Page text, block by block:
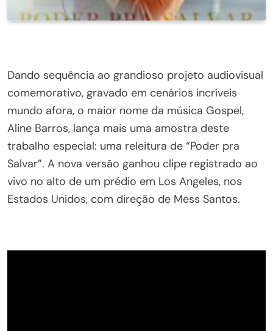
Dando sequência ao grandioso projeto audiovisual
comemorativo, gravado em cenários incríveis
mundo afora, o maior nome da música Gospel,
Aline Barros, lança mais uma amostra deste
trabalho especial: uma releitura de “Poder pra
Salvar”. A nova versão ganhou clipe registrado ao
vivo no alto de um prédio em Los Angeles, nos
Estados Unidos, com direção de Mess Santos.